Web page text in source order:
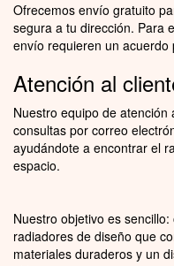
Ofrecemos envío gratuito
segura a tu dirección. Para
envío requieren un acuerdo
Atención al
Nuestro equipo de
consultas por correo
ayudándote a encontrar el
espacio.
Nuestro objetivo es
radiadores de diseño que
materiales duraderos y un